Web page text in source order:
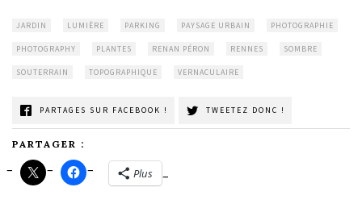
JARDIN LUMIÈRE PARKING PAYSAGE URBAIN PHOTOGRAPHIE
PHOTOGRAPHY PLANTES RENAN PÉRON RENNES SOMBRE
SOUTERRAIN TOPOGRAPHIQUE VERNACULAIRE
PARTAGES SUR FACEBOOK ! TWEETEZ DONC !
PARTAGER :
Plus